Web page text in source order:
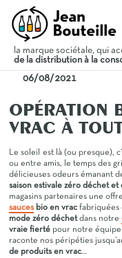
la marque sociétale, qui
de la distribution à la
06/08/2021
OPÉRATION
VRAC À
Le soleil est là (ou presque),
ou entre amis, le temps des
délicieuses odeurs émanant
saison estivale zéro déchet et
magasins partenaires une
saucesbio en vrac fabriquées
mode zéro déchetdans notre
vraie fierté pour notre équipe
raconte nos péripéties
de produits en vrac…